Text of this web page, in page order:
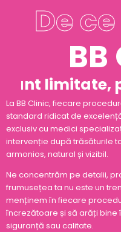
De
limitate,
La BB Clinic, fiecare
standard ridicat de
exclusiv cu medici
intervenție după trăsăturile
armonios, natural și vizibil.
Ne concentrăm pe detalii,
frumusețea ta nu este un
menținem în fiecare
încrezătoare și să arăți bine
siguranță sau calitate.